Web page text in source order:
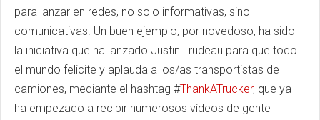
para lanzar en redes, no solo informativas, sino
comunicativas. Un buen ejemplo, por novedoso, ha sido
la iniciativa que ha lanzado Justin Trudeau para que todo
el mundo felicite y aplauda a los/as transportistas de
camiones, mediante el hashtag #ThankATrucker, que ya
ha empezado a recibir numerosos vídeos de gente